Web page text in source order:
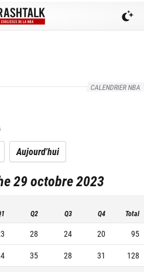
CALENDRIER NBA
Aujourd'hui
29 octobre 2023
Q2 Q3 Q4 Total
28 24 20
95
35 28 31 128